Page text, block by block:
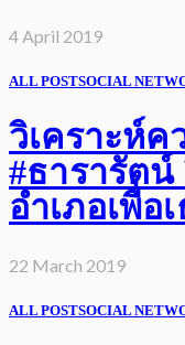
4 April 2019
ALL POSTSOCIAL
วิเคราะห์ค
#ธารารัตน์
อำเภอเพื่อ
22 March 2019
ALL POSTSOCIAL